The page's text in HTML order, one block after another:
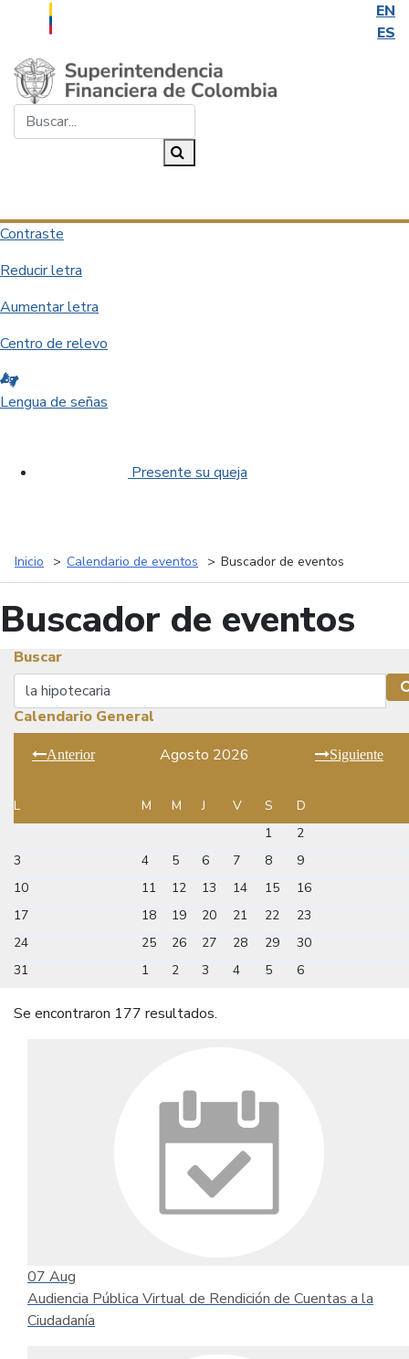
EN
ES
Saltar al contenido principal
Contraste
Reducir letra
Aumentar letra
Centro de relevo
Lengua de señas
Presente su queja
Inicio Calendario de eventos Buscador de eventos
Buscador de eventos
Buscar
Buscar
Calendario General
Anterior Agosto 2026 Siguiente
L M M J V S
D
1
2
3
4 5 6 7 8
9
10
11 12 13 14 15
16
17
18 19 20 21 22
23
24
25 26 27 28 29
30
31
1 2 3 4 5 6
Se encontraron 177 resultados.
07 Aug
Audiencia Pública Virtual de Rendición de Cuentas a la
Ciudadanía